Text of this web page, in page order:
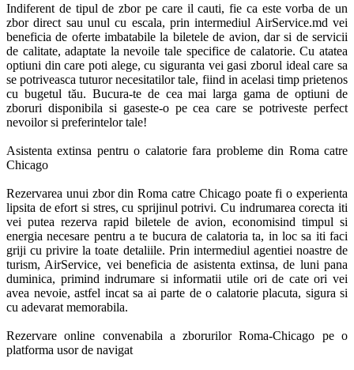
Indiferent de tipul de zbor pe care il cauti, fie ca este vorba de un
zbor direct sau unul cu escala, prin intermediul AirService.md vei
beneficia de oferte imbatabile la biletele de avion, dar si de servicii
de calitate, adaptate la nevoile tale specifice de calatorie. Cu atatea
optiuni din care poti alege, cu siguranta vei gasi zborul ideal care sa
se potriveasca tuturor necesitatilor tale, fiind in acelasi timp prietenos
cu bugetul tău. Bucura-te de cea mai larga gama de optiuni de
zboruri disponibila si gaseste-o pe cea care se potriveste perfect
nevoilor si preferintelor tale!
Asistenta extinsa pentru o calatorie fara probleme din Roma catre
Chicago
Rezervarea unui zbor din Roma catre Chicago poate fi o experienta
lipsita de efort si stres, cu sprijinul potrivi. Cu indrumarea corecta iti
vei putea rezerva rapid biletele de avion, economisind timpul si
energia necesare pentru a te bucura de calatoria ta, in loc sa iti faci
griji cu privire la toate detaliile. Prin intermediul agentiei noastre de
turism, AirService, vei beneficia de asistenta extinsa, de luni pana
duminica, primind indrumare si informatii utile ori de cate ori vei
avea nevoie, astfel incat sa ai parte de o calatorie placuta, sigura si
cu adevarat memorabila.
Rezervare online convenabila a zborurilor Roma-Chicago pe o
platforma usor de navigat